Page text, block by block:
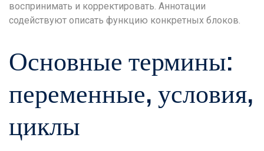
воспринимать и корректировать. Аннотации
содействуют описать функцию конкретных блоков.
Основные термины:
переменные, условия,
циклы